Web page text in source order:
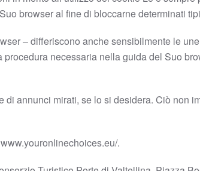
browser al fine di bloccarne determinati
– differiscono anche sensibilmente le
necessaria nella guida del Suo
annunci mirati, se lo si desidera. Ciò non
.